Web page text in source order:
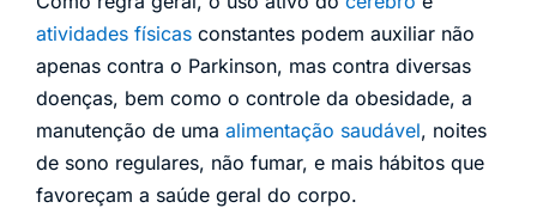
atividades físicas constantes podem auxiliar não
apenas contra o Parkinson, mas contra diversas
doenças, bem como o controle da obesidade, a
manutenção de uma alimentação saudável, noites
de sono regulares, não fumar, e mais hábitos que
favoreçam a saúde geral do corpo.